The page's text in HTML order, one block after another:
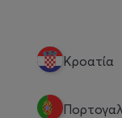
Κροατία